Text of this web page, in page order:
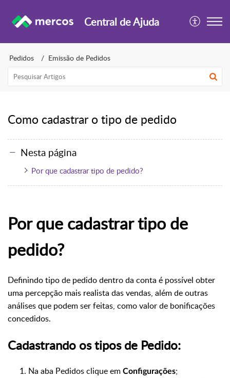
Central de Ajuda
Pedidos Emissão de Pedidos
Como cadastrar o tipo de pedido
Nesta página
Por que cadastrar tipo de pedido?
Por que cadastrar tipo de
pedido?
Definindo tipo de pedido dentro da conta é possível obter
uma percepção mais realista das vendas, além de outras
análises que podem ser feitas, como valor de bonificações
concedidos.
Cadastrando os tipos de Pedido:
Na aba Pedidos clique em Configurações;